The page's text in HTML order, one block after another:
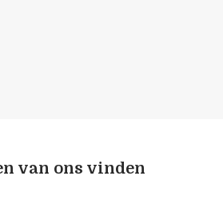
van ons vinden